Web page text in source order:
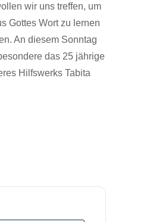
wir uns treffen, um
Gottes Wort zu lernen
An diesem Sonntag
das 25 jährige
Hilfswerks Tabita